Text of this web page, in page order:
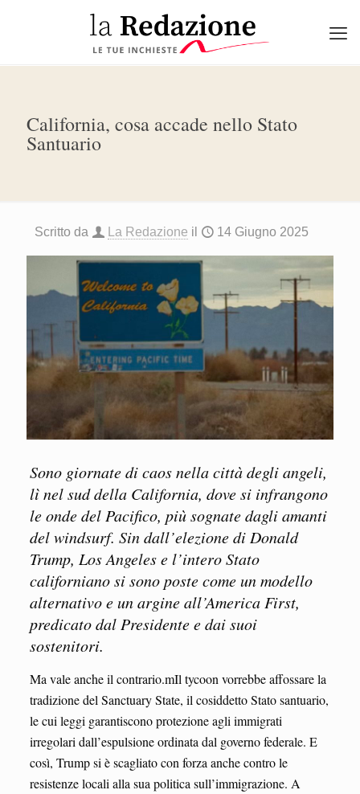
California, cosa accade nello Stato
Santuario
Scritto da La Redazione il 14 Giugno 2025
Sono giornate di caos nella città degli angeli,
lì nel sud della California, dove si infrangono
le onde del Pacifico, più sognate dagli amanti
del windsurf. Sin dall’elezione di Donald
Trump, Los Angeles e l’intero Stato
californiano si sono poste come un modello
alternativo e un argine all’America First,
predicato dal Presidente e dai suoi
sostenitori.
Ma vale anche il contrario.mIl tycoon vorrebbe affossare la
tradizione del Sanctuary State, il cosiddetto Stato santuario,
le cui leggi garantiscono protezione agli immigrati
irregolari dall’espulsione ordinata dal governo federale. E
così, Trump si è scagliato con forza anche contro le
resistenze locali alla sua politica sull’immigrazione. A